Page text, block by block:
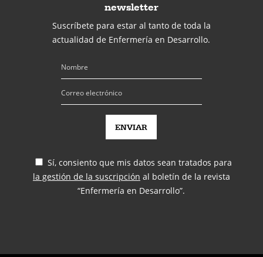
newsletter
Suscríbete para estar al tanto de toda la
actualidad de Enfermería en Desarrollo.
Sí, consiento que mis datos sean tratados para
la gestión de la suscripción al boletín de la revista
“Enfermería en Desarrollo”.